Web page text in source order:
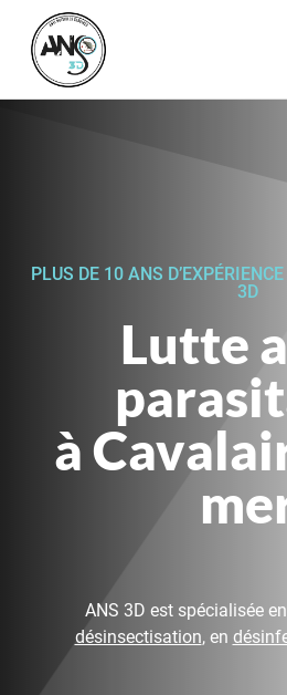
PLUS DE 10 ANS
3D
Lutte
à
ANS 3D est spécialisée en
désinsectisation, en